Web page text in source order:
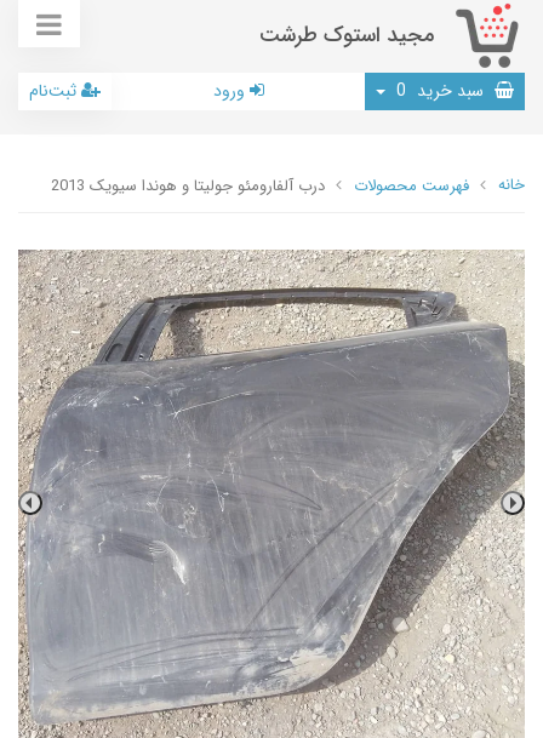
مجید استوک طرشت
سبد خرید 0 ورود ثبت‌نام
خانه فهرست محصولات درب آلفارومئو جولیتا و هوندا سیویک 2013